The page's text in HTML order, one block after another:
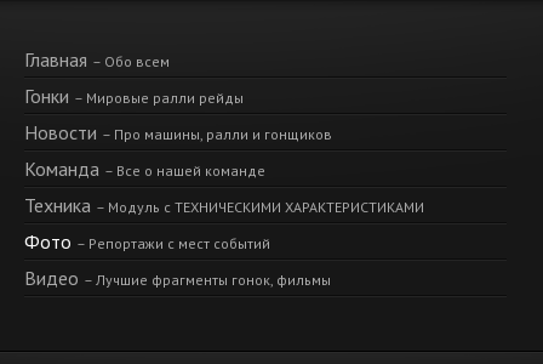
Главная – Обо всем
Гонки – Мировые ралли рейды
Новости – Про машины, ралли и гонщиков
Команда – Все о нашей команде
Техника – Модуль с ТЕХНИЧЕСКИМИ ХАРАКТЕРИСТИКАМИ
Фото – Репортажи с мест событий
Видео – Лучшие фрагменты гонок, фильмы